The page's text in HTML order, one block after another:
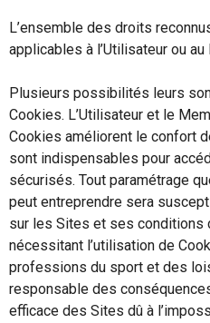
L’ensemble des droits
applicables à l’Utilisateur ou au
Plusieurs possibilités leurs
Cookies. L’Utilisateur et le
Cookies améliorent le confort
sont indispensables pour
sécurisés. Tout paramétrage
peut entreprendre sera
sur les Sites et ses conditions
nécessitant l’utilisation de
professions du sport et des
responsable des
efficace des Sites dû à